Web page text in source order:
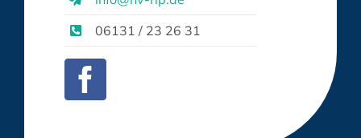
06131 / 23 26 31